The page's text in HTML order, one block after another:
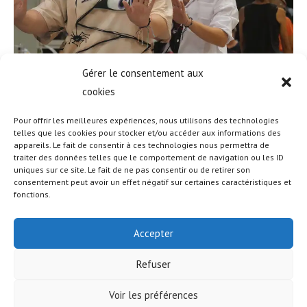
Gérer le consentement aux
cookies
Pour offrir les meilleures expériences, nous utilisons des technologies
telles que les cookies pour stocker et/ou accéder aux informations des
appareils. Le fait de consentir à ces technologies nous permettra de
traiter des données telles que le comportement de navigation ou les ID
uniques sur ce site. Le fait de ne pas consentir ou de retirer son
consentement peut avoir un effet négatif sur certaines caractéristiques et
fonctions.
Accepter
Refuser
Voir les préférences